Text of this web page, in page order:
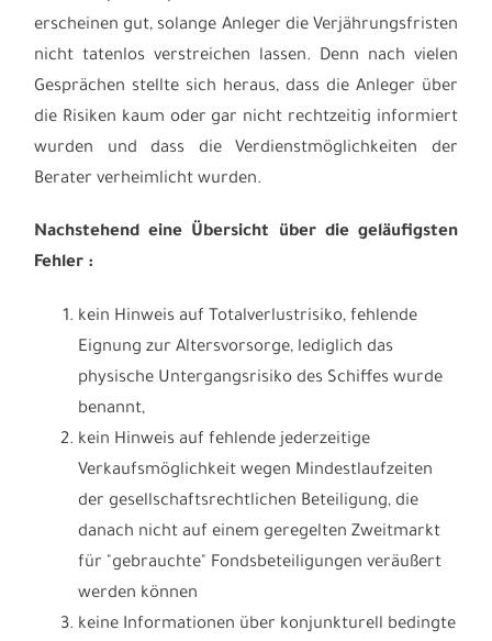
erscheinen gut, solange Anleger die Verjährungsfristen
nicht tatenlos verstreichen lassen. Denn nach vielen
Gesprächen stellte sich heraus, dass die Anleger über
die Risiken kaum oder gar nicht rechtzeitig informiert
wurden und dass die Verdienstmöglichkeiten der
Berater verheimlicht wurden.
Nachstehend eine Übersicht über die geläufigsten
Fehler :
kein Hinweis auf Totalverlustrisiko, fehlende
Eignung zur Altersvorsorge, lediglich das
physische Untergangsrisiko des Schiffes wurde
benannt,
kein Hinweis auf fehlende jederzeitige
Verkaufsmöglichkeit wegen Mindestlaufzeiten
der gesellschaftsrechtlichen Beteiligung, die
danach nicht auf einem geregelten Zweitmarkt
für "gebrauchte" Fondsbeteiligungen veräußert
werden können
keine Informationen über konjunkturell bedingte